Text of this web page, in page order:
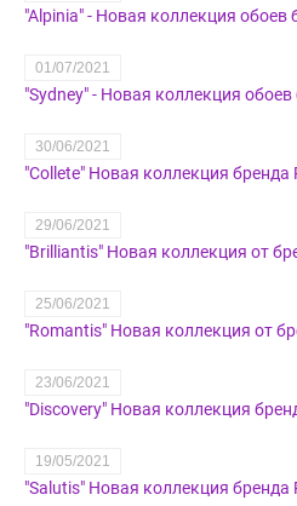
"Alpinia" - Новая коллекция обоев
01/07/2021
"Sydney" - Новая коллекция обоев
30/06/2021
"Collete" Новая коллекция бренда
29/06/2021
"Brilliantis" Новая коллекция от
25/06/2021
"Romantis" Новая коллекция от
23/06/2021
"Discovery" Новая коллекция
19/05/2021
"Salutis" Новая коллекция бренда